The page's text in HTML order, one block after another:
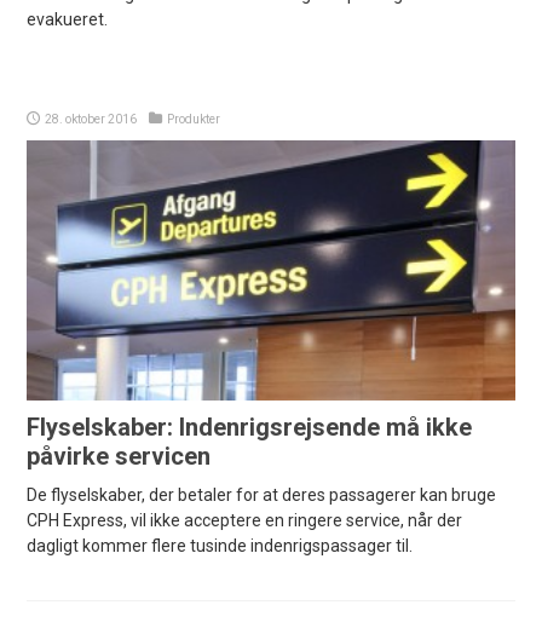
evakueret.
28. oktober 2016 Produkter
Flyselskaber: Indenrigsrejsende må ikke
påvirke servicen
De flyselskaber, der betaler for at deres passagerer kan bruge
CPH Express, vil ikke acceptere en ringere service, når der
dagligt kommer flere tusinde indenrigspassager til.